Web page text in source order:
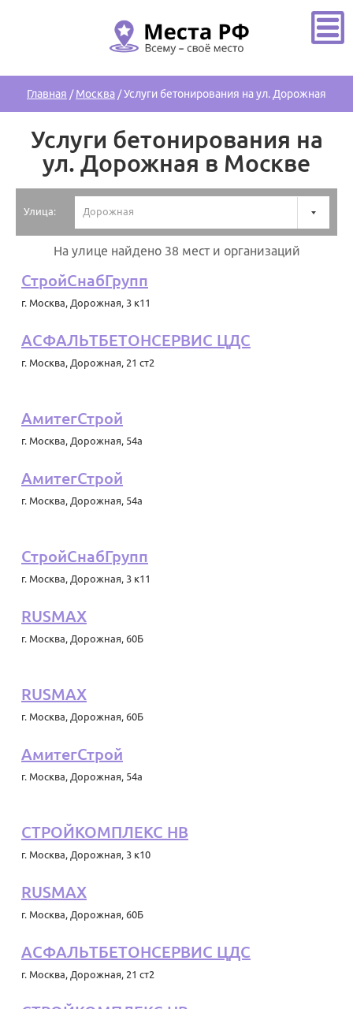
Главная /Москва /Услуги бетонирования на ул. Дорожная
Услуги бетонирования на
ул. Дорожная в Москве
Улица: Дорожная
На улице найдено 38 мест и организаций
СтройСнабГрупп
г. Москва, Дорожная, 3 к11
АСФАЛЬТБЕТОНСЕРВИС ЦДС
г. Москва, Дорожная, 21 ст2
АмитегСтрой
г. Москва, Дорожная, 54а
АмитегСтрой
г. Москва, Дорожная, 54а
СтройСнабГрупп
г. Москва, Дорожная, 3 к11
RUSMAX
г. Москва, Дорожная, 60Б
RUSMAX
г. Москва, Дорожная, 60Б
АмитегСтрой
г. Москва, Дорожная, 54а
СТРОЙКОМПЛЕКС НВ
г. Москва, Дорожная, 3 к10
RUSMAX
г. Москва, Дорожная, 60Б
АСФАЛЬТБЕТОНСЕРВИС ЦДС
г. Москва, Дорожная, 21 ст2